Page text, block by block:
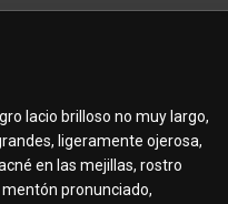
lacio brilloso no muy largo,
ligeramente ojerosa,
en las mejillas, rostro
pronunciado,